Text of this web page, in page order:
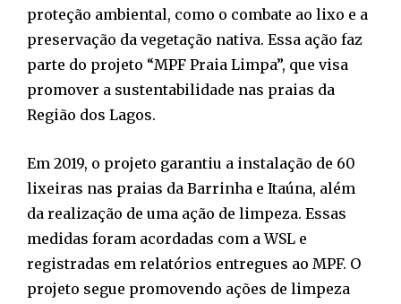
proteção ambiental, como o combate ao lixo e a
preservação da vegetação nativa. Essa ação faz
parte do projeto “MPF Praia Limpa”, que visa
promover a sustentabilidade nas praias da
Região dos Lagos.
Em 2019, o projeto garantiu a instalação de 60
lixeiras nas praias da Barrinha e Itaúna, além
da realização de uma ação de limpeza. Essas
medidas foram acordadas com a WSL e
registradas em relatórios entregues ao MPF. O
projeto segue promovendo ações de limpeza